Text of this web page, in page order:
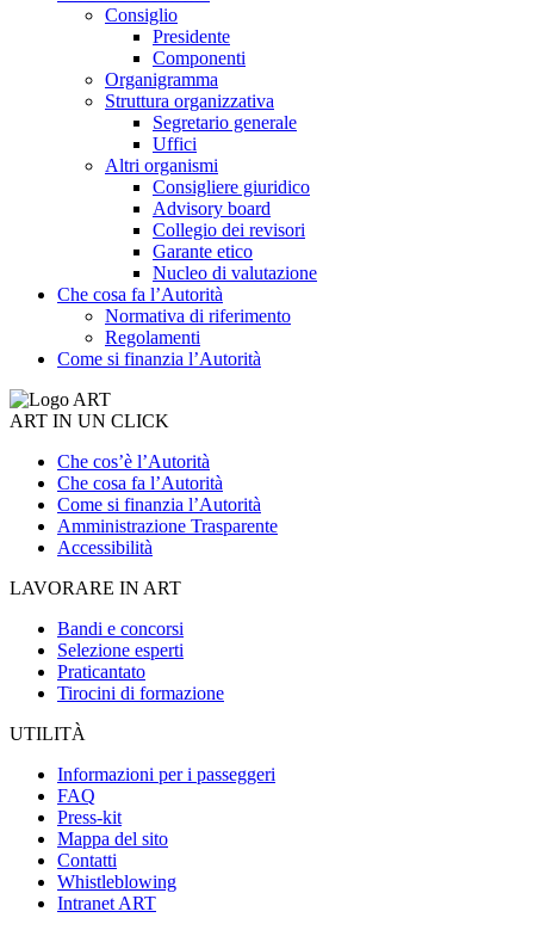
Consiglio
Presidente
Componenti
Organigramma
Struttura organizzativa
Segretario generale
Uffici
Altri organismi
Consigliere giuridico
Advisory board
Collegio dei revisori
Garante etico
Nucleo di valutazione
Che cosa fa l’Autorità
Normativa di riferimento
Regolamenti
Come si finanzia l’Autorità
ART IN UN CLICK
Che cos’è l’Autorità
Che cosa fa l’Autorità
Come si finanzia l’Autorità
Amministrazione Trasparente
Accessibilità
LAVORARE IN ART
Bandi e concorsi
Selezione esperti
Praticantato
Tirocini di formazione
UTILITÀ
Informazioni per i passeggeri
FAQ
Press-kit
Mappa del sito
Contatti
Whistleblowing
Intranet ART